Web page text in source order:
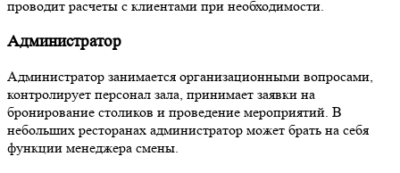
проводит расчеты с клиентами при необходимости.
Администратор
Администратор занимается организационными вопросами,
контролирует персонал зала, принимает заявки на
бронирование столиков и проведение мероприятий. В
небольших ресторанах администратор может брать на себя
функции менеджера смены.